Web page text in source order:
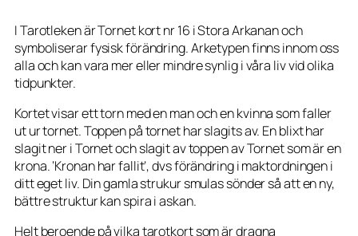
I Tarotleken är Tornet kort nr 16 i Stora Arkanan och
symboliserar fysisk förändring. Arketypen finns innom oss
alla och kan vara mer eller mindre synlig i våra liv vid olika
tidpunkter.
Kortet visar ett torn med en man och en kvinna som faller
ut ur tornet. Toppen på tornet har slagits av. En blixt har
slagit ner i Tornet och slagit av toppen av Tornet som är en
krona. ‘Kronan har fallit’, dvs förändring i maktordningen i
ditt eget liv. Din gamla strukur smulas sönder så att en ny,
bättre struktur kan spira i askan.
Helt beroende på vilka tarotkort som är dragna